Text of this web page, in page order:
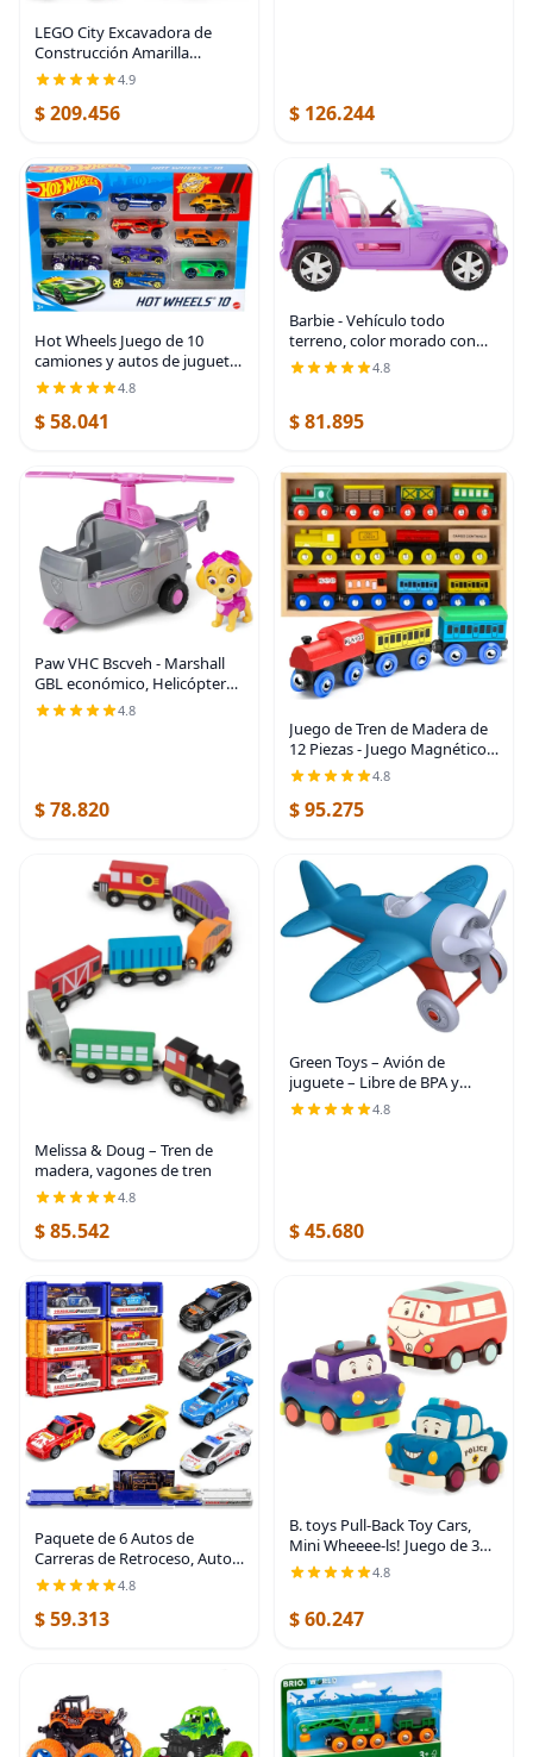
LEGO City Excavadora de
Construcción Amarilla
Juguete Excavadora para
Niños y Niñas de 8 Años en
Adelante, 3 Minifiguras de
4.9
$ 209.456 $ 126.244
Hot Wheels Juego de 10
camiones y autos de juguete
a escala 1:64 para niños y
coleccionistas, los estilos
pueden variar [Exclusivo de
4.8
$ 58.041
Barbie - Vehículo todo
terreno, color morado con
asientos rosados y ruedas
giratorias, 2 asientos, regalo
4.8
$ 81.895
Paw VHC Bscveh - Marshall
GBL económico, Helicóptero
de Skye, Multicolor
4.8
$ 78.820
Juego de Tren de Madera de
12 Piezas - Juego Magnético
de Juguetes de Tren Incluye 3
Motores - Juegos de Tren de
Juguete para Niños
4.8
$ 95.275
Melissa & Doug – Tren de
madera, vagones de tren
4.8
$ 85.542
Green Toys – Avión de
juguete – Libre de BPA y
ftalatos, color azul, juguete
de transporte aéreo para
4.8
$ 45.680
Paquete de 6 Autos de
Carreras de Retroceso, Autos
de Lanzamiento Accionados
por Fricción para Niños de 3+
Años, Mini Autos de Juguete
4.8
$ 59.313
B. toys Pull-Back Toy Cars,
Mini Wheeee-ls! Juego de 3
vehículos, Vehículos | Set of 3
mini vehicles includes a truck,
4.8
$ 60.247